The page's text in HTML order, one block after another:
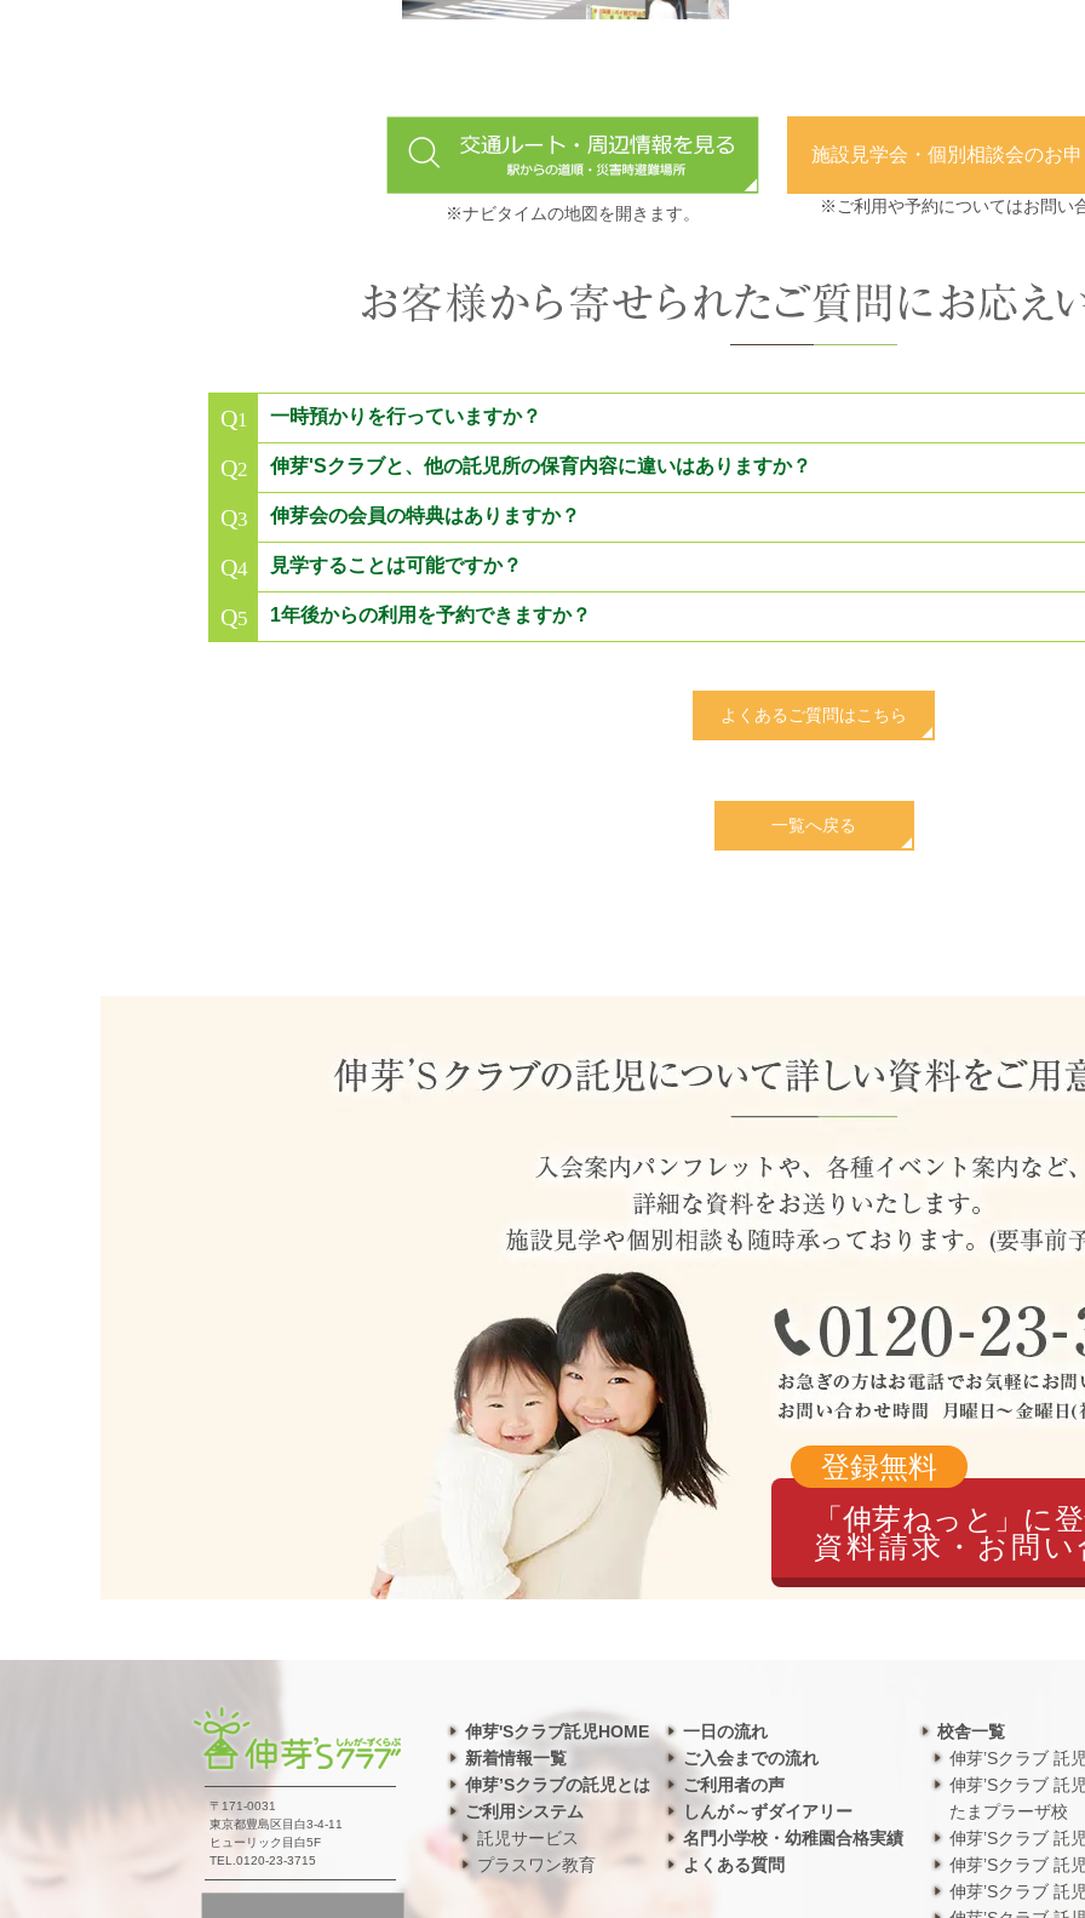
※ナビタイムの地図を開きます。
施設見学会・個別相談会のお
※ご利用や予約についてはお問い
Q1 一時預かりを行っていますか？
Q2 伸芽'Sクラブと、他の託児所の保育内容に違いはありますか？
Q3 伸芽会の会員の特典はありますか？
Q4 見学することは可能ですか？
Q5 1年後からの利用を予約できますか？
よくあるご質問はこちら
一覧へ戻る
登録無料
「伸芽ねっと」に
資料請求・お問
〒171-0031
東京都豊島区目白3-4-11
ヒューリック目白5F
TEL.0120-23-3715
伸芽'Sクラブ託児HOME
新着情報一覧
伸芽’Sクラブの託児とは
ご利用システム
託児サービス
プラスワン教育
一日の流れ
ご入会までの流れ
ご利用者の声
しんが～ずダイアリー
名門小学校・幼稚園合格実績
よくある質問
校舎一覧
伸芽’Sクラブ 託
伸芽’Sクラブ 託
たまプラーザ校
伸芽’Sクラブ 託
伸芽’Sクラブ 託
伸芽’Sクラブ 託